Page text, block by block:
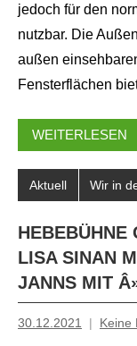
jedoch für den
nutzbar. Die
außen
Fensterflächen
WEITERLESEN
Aktuell Wir in
HEBEBÜHNE
LISA SINAN
JANNS MIT
30.12.2021
Mosche
Keine